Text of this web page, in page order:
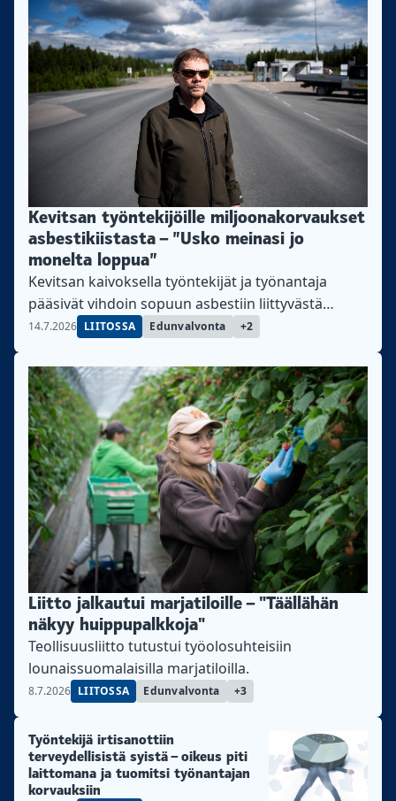
Kevitsan työntekijöille miljoonakorvaukset
asbestikiistasta – ”Usko meinasi jo
monelta loppua”
Kevitsan kaivoksella työntekijät ja työnantaja
pääsivät vihdoin sopuun asbestiin liittyvästä
haittalisästä.
14.7.2026 LIITOSSA Edunvalvonta +2
Liitto jalkautui marjatiloille – "Täällähän
näkyy huippupalkkoja"
Teollisuusliitto tutustui työolosuhteisiin
lounaissuomalaisilla marjatiloilla.
8.7.2026 LIITOSSA Edunvalvonta +3
Työntekijä irtisanottiin
terveydellisistä syistä – oikeus piti
laittomana ja tuomitsi työnantajan
korvauksiin